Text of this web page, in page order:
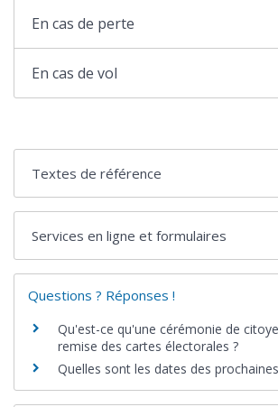
En cas de perte
En cas de vol
Textes de référence
Services en ligne et formulaires
Questions ? Réponses !
Qu'est-ce qu'une cérémonie de
remise des cartes électorales ?
Quelles sont les dates des